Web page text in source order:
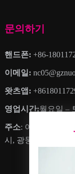
문의하기
핸드폰: +86-
이메일:
왓츠앱:
영업시간:월요일 –
주소: 아니요. 28,
시, 광둥성